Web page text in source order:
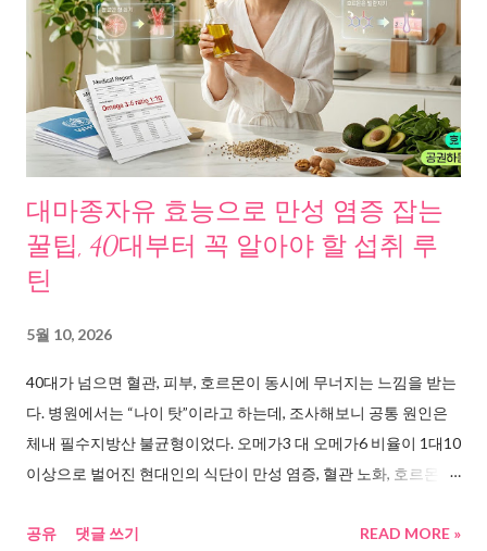
인슐린이 세포에 제대로 신호를 보내지 못한다. 신호가 막히면 혈
당이 세포로 들어가지 못하고, 그 혈당은 결국 체지방으로 바뀐다.
( 헬스조선, 2024.09.11 ) 데일리팜에서 약사 2인이 설명한 내용을
조합하면 더 명확해진다. 이노시톨은 인슐린 신호전달의 전달자
역할을 한다. 이 전달자가 부족하면, 아무리 인슐린이 많아도 몸이
반응하지 않는다. 이걸 인슐린 저항성이라고 한다. ( 데일리팜, 팜
토크 ) 인사이트코리아의 2025년 기사에 따르면, 이노시톨 기반 보
충제 수요가 전년 대비 32% 증가했다. 국내 제약사 휴온스엔이 이
노시톨 브랜드를 인수할 정도로 시장이 커지고 있다. 전문의 코멘
트도 실렸다. “인슐린 저항성에 영향이 있어 PCOS 환자, 당뇨 위험
슐린 저항성을 보였던 다낭성난소증후군 환자들이 미오이노시톨
을 섭취한 결과, 인슐린 저항성이 개선되면서 대...
대마종자유 효능으로 만성 염증 잡는
꿀팁, 40대부터 꼭 알아야 할 섭취 루
틴
5월 10, 2026
40대가 넘으면 혈관, 피부, 호르몬이 동시에 무너지는 느낌을 받는
다. 병원에서는 “나이 탓”이라고 하는데, 조사해보니 공통 원인은
체내 필수지방산 불균형이었다. 오메가3 대 오메가6 비율이 1대10
이상으로 벌어진 현대인의 식단이 만성 염증, 혈관 노화, 호르몬 교
율에 가장 가까운 천연 오일로 주목받는 대마종자유의 효능을 둘
공유 댓글 쓰기 READ MORE »